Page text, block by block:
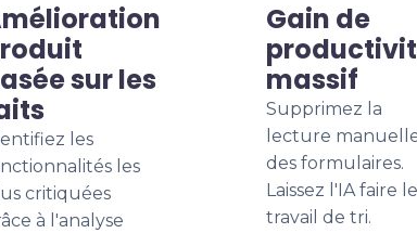
sur les
les
les
critiquées
à l'analyse
Gain de
massif
Supprimez la
lecture
des formulaires.
Laissez l'IA faire le
travail de tri.